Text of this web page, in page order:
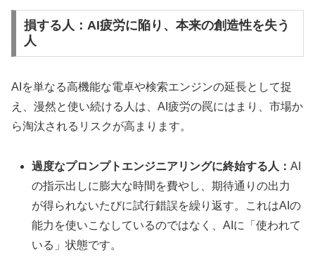
損する人：AI疲労に陥り、本来の創造性を失う
人
AIを単なる高機能な電卓や検索エンジンの延長として捉
え、漫然と使い続ける人は、AI疲労の罠にはまり、市場か
ら淘汰されるリスクが高まります。
過度なプロンプトエンジニアリングに終始する人：AI
の指示出しに膨大な時間を費やし、期待通りの出力
が得られないたびに試行錯誤を繰り返す。これはAIの
能力を使いこなしているのではなく、AIに「使われて
いる」状態です。